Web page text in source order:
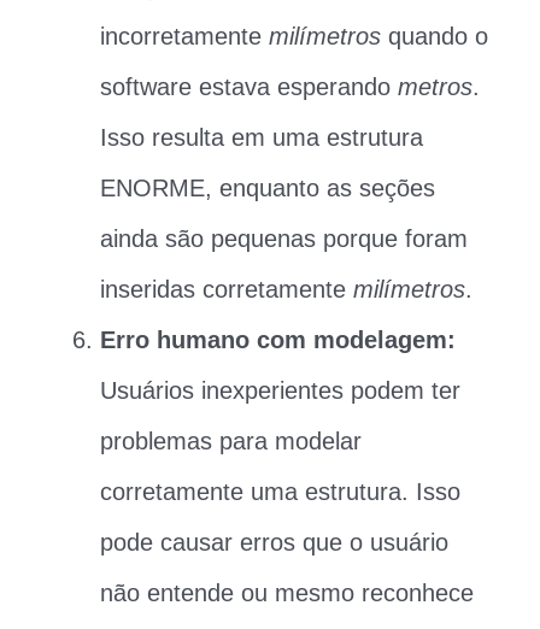
incorretamente milímetrosquando o
software estava esperando metros.
Isso resulta em uma estrutura
ENORME, enquanto as seções
ainda são pequenas porque foram
inseridas corretamente milímetros.
Erro humano com modelagem:
Usuários inexperientes podem ter
problemas para modelar
corretamente uma estrutura. Isso
pode causar erros que o usuário
não entende ou mesmo reconhece